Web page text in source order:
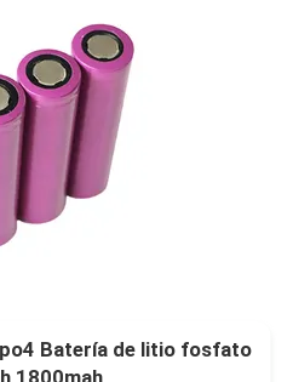
Batería de litio fosfato